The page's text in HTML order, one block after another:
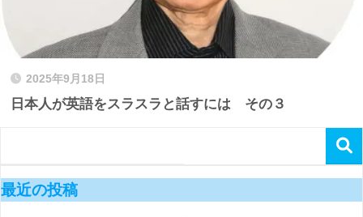
2025年9月18日
日本人が英語をスラスラと話すには その３
最近の投稿